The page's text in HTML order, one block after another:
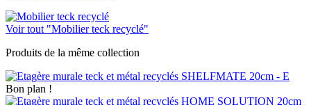
Voir tout "Mobilier teck recyclé"
Produits de la même collection
Bon plan !